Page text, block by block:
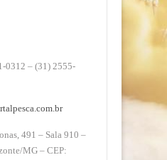
0312 – (31) 2555-
491 – Sala 910 –
MG – CEP: